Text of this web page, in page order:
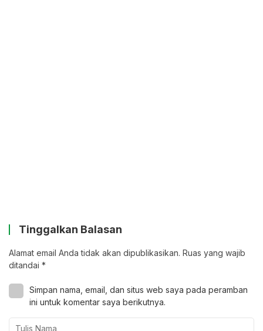
Tinggalkan Balasan
Alamat email Anda tidak akan dipublikasikan. Ruas yang wajib
ditandai *
Simpan nama, email, dan situs web saya pada peramban
ini untuk komentar saya berikutnya.